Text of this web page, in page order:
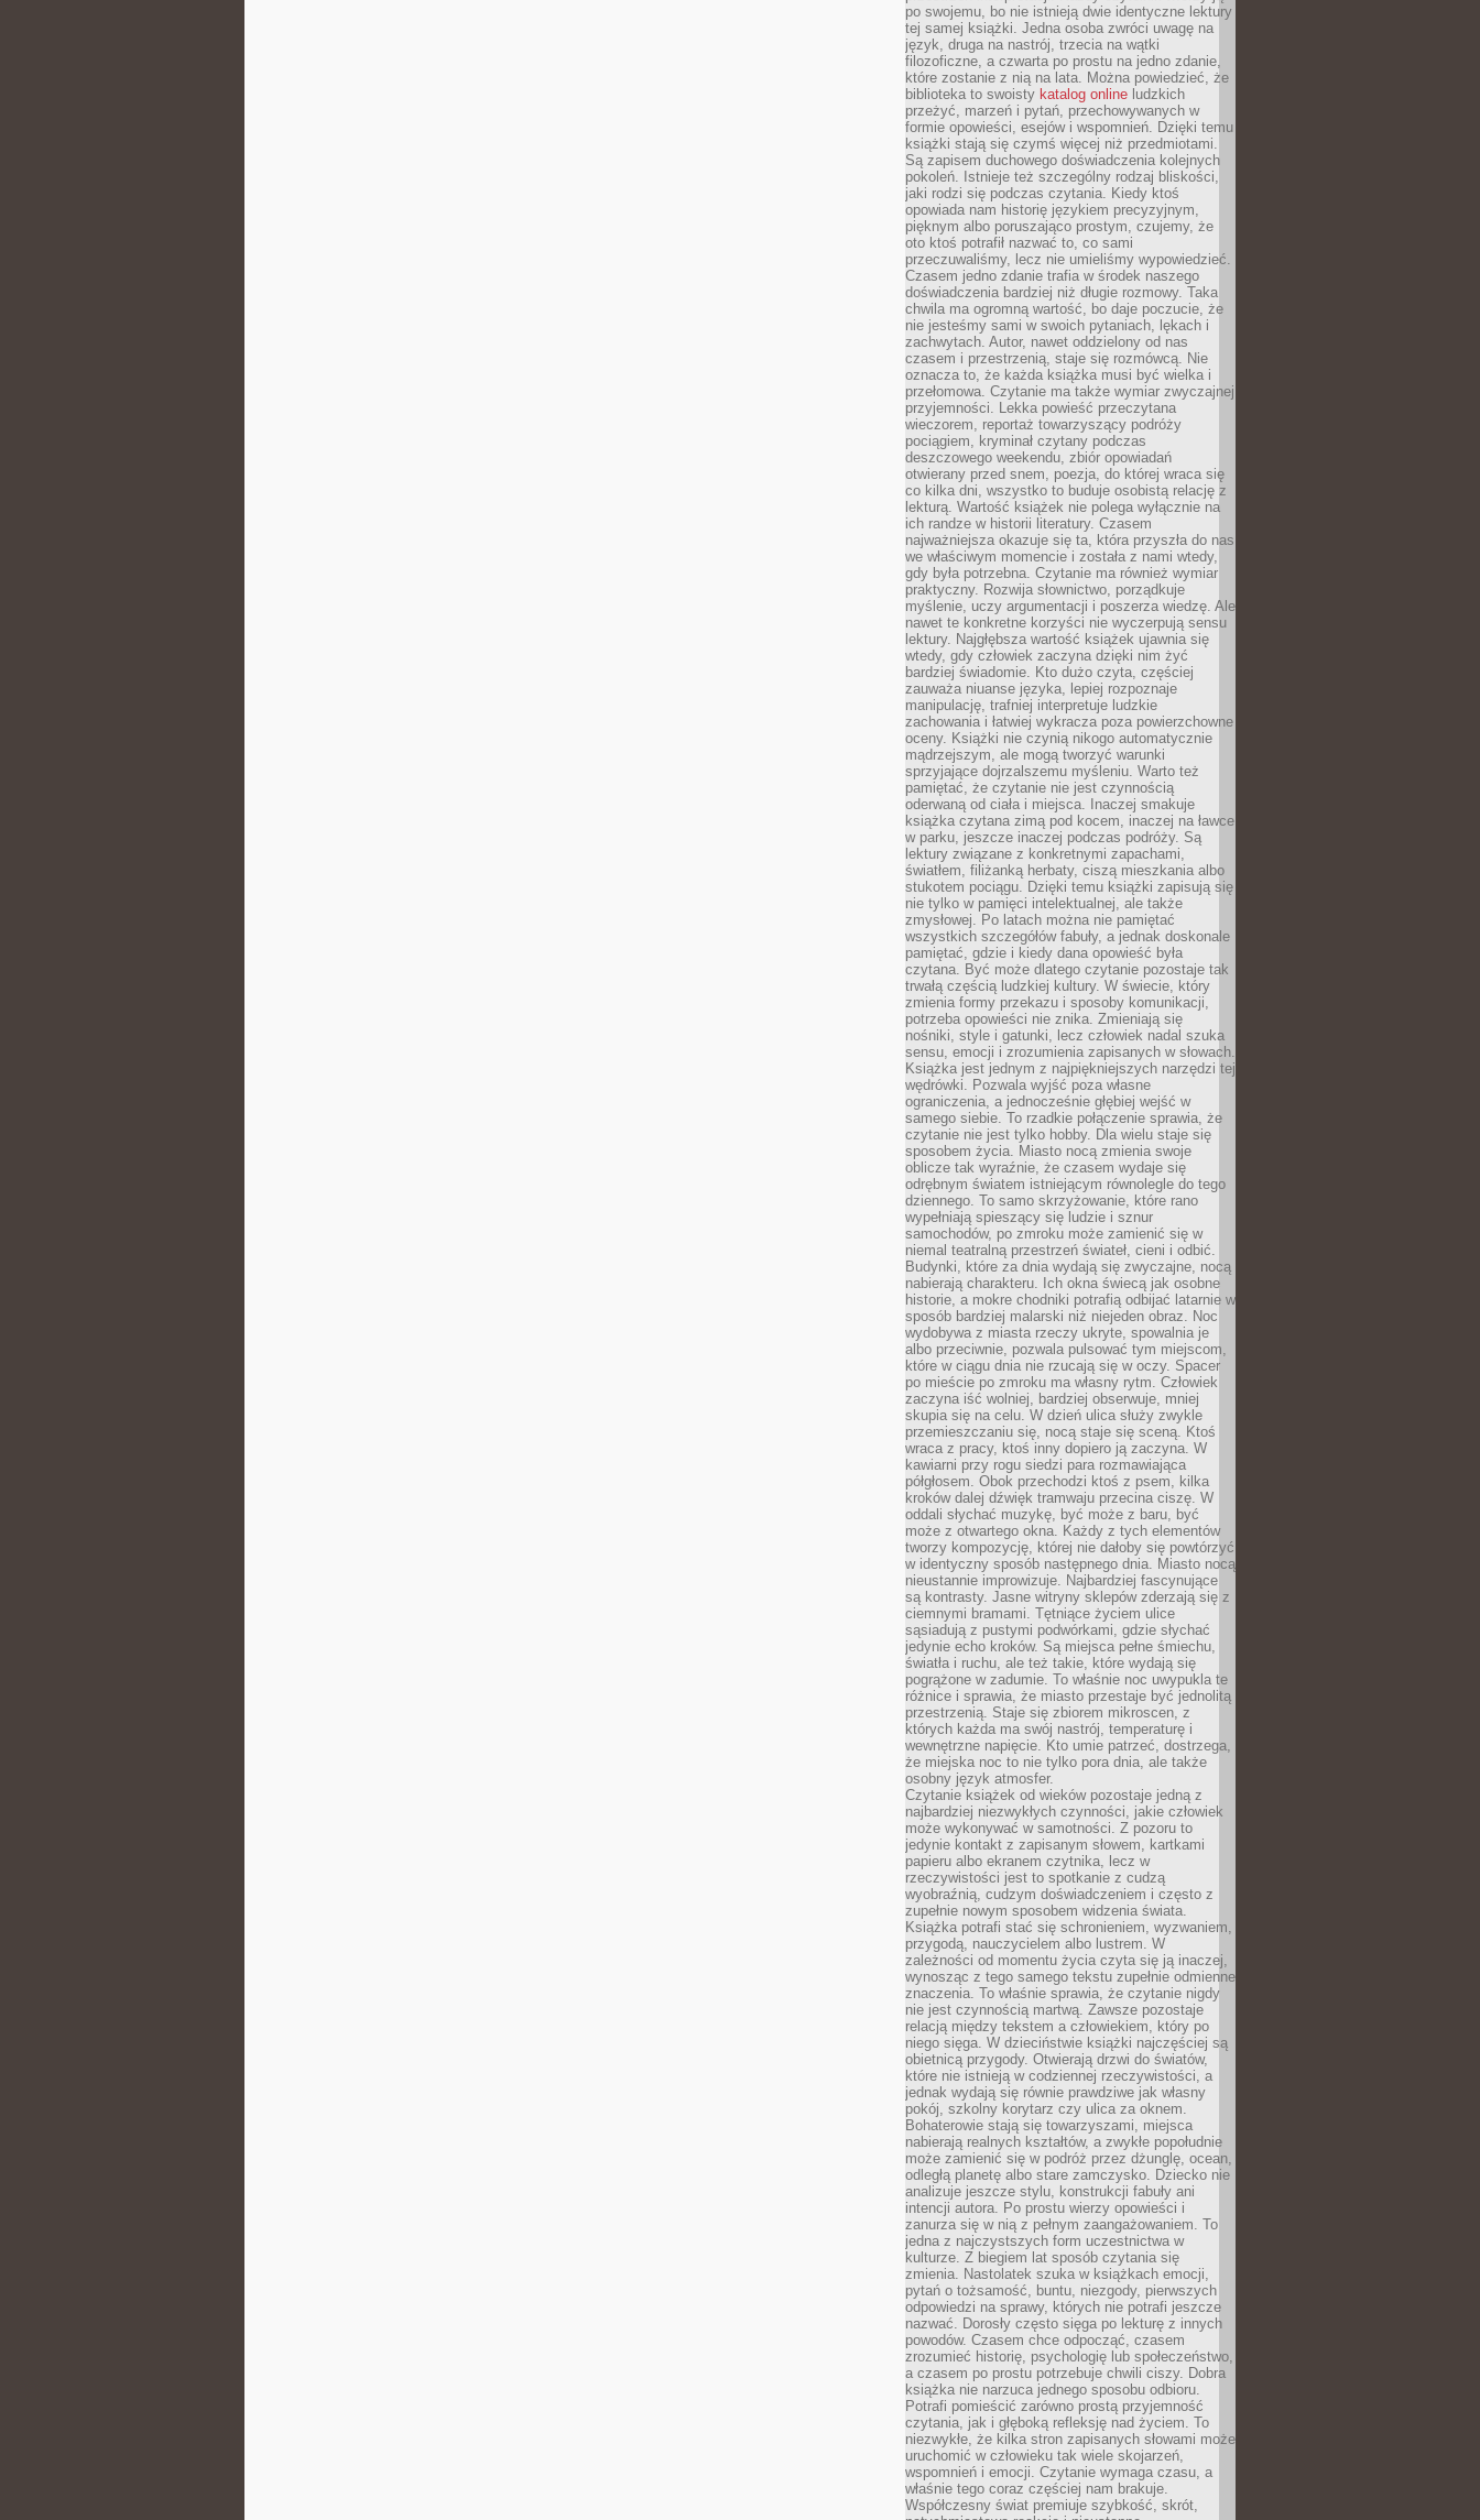
po swojemu, bo nie istnieją dwie identyczne lektury
tej samej książki. Jedna osoba zwróci uwagę na
język, druga na nastrój, trzecia na wątki
filozoficzne, a czwarta po prostu na jedno zdanie,
które zostanie z nią na lata. Można powiedzieć, że
biblioteka to swoisty katalog online ludzkich
przeżyć, marzeń i pytań, przechowywanych w
formie opowieści, esejów i wspomnień. Dzięki temu
książki stają się czymś więcej niż przedmiotami.
Są zapisem duchowego doświadczenia kolejnych
pokoleń. Istnieje też szczególny rodzaj bliskości,
jaki rodzi się podczas czytania. Kiedy ktoś
opowiada nam historię językiem precyzyjnym,
pięknym albo poruszająco prostym, czujemy, że
oto ktoś potrafił nazwać to, co sami
przeczuwaliśmy, lecz nie umieliśmy wypowiedzieć.
Czasem jedno zdanie trafia w środek naszego
doświadczenia bardziej niż długie rozmowy. Taka
chwila ma ogromną wartość, bo daje poczucie, że
nie jesteśmy sami w swoich pytaniach, lękach i
zachwytach. Autor, nawet oddzielony od nas
czasem i przestrzenią, staje się rozmówcą. Nie
oznacza to, że każda książka musi być wielka i
przełomowa. Czytanie ma także wymiar zwyczajnej
przyjemności. Lekka powieść przeczytana
wieczorem, reportaż towarzyszący podróży
pociągiem, kryminał czytany podczas
deszczowego weekendu, zbiór opowiadań
otwierany przed snem, poezja, do której wraca się
co kilka dni, wszystko to buduje osobistą relację z
lekturą. Wartość książek nie polega wyłącznie na
ich randze w historii literatury. Czasem
najważniejsza okazuje się ta, która przyszła do nas
we właściwym momencie i została z nami wtedy,
gdy była potrzebna. Czytanie ma również wymiar
praktyczny. Rozwija słownictwo, porządkuje
myślenie, uczy argumentacji i poszerza wiedzę. Ale
nawet te konkretne korzyści nie wyczerpują sensu
lektury. Najgłębsza wartość książek ujawnia się
wtedy, gdy człowiek zaczyna dzięki nim żyć
bardziej świadomie. Kto dużo czyta, częściej
zauważa niuanse języka, lepiej rozpoznaje
manipulację, trafniej interpretuje ludzkie
zachowania i łatwiej wykracza poza powierzchowne
oceny. Książki nie czynią nikogo automatycznie
mądrzejszym, ale mogą tworzyć warunki
sprzyjające dojrzalszemu myśleniu. Warto też
pamiętać, że czytanie nie jest czynnością
oderwaną od ciała i miejsca. Inaczej smakuje
książka czytana zimą pod kocem, inaczej na ławce
w parku, jeszcze inaczej podczas podróży. Są
lektury związane z konkretnymi zapachami,
światłem, filiżanką herbaty, ciszą mieszkania albo
stukotem pociągu. Dzięki temu książki zapisują się
nie tylko w pamięci intelektualnej, ale także
zmysłowej. Po latach można nie pamiętać
wszystkich szczegółów fabuły, a jednak doskonale
pamiętać, gdzie i kiedy dana opowieść była
czytana. Być może dlatego czytanie pozostaje tak
trwałą częścią ludzkiej kultury. W świecie, który
zmienia formy przekazu i sposoby komunikacji,
potrzeba opowieści nie znika. Zmieniają się
nośniki, style i gatunki, lecz człowiek nadal szuka
sensu, emocji i zrozumienia zapisanych w słowach.
Książka jest jednym z najpiękniejszych narzędzi tej
wędrówki. Pozwala wyjść poza własne
ograniczenia, a jednocześnie głębiej wejść w
samego siebie. To rzadkie połączenie sprawia, że
czytanie nie jest tylko hobby. Dla wielu staje się
sposobem życia. Miasto nocą zmienia swoje
oblicze tak wyraźnie, że czasem wydaje się
odrębnym światem istniejącym równolegle do tego
dziennego. To samo skrzyżowanie, które rano
wypełniają spieszący się ludzie i sznur
samochodów, po zmroku może zamienić się w
niemal teatralną przestrzeń świateł, cieni i odbić.
Budynki, które za dnia wydają się zwyczajne, nocą
nabierają charakteru. Ich okna świecą jak osobne
historie, a mokre chodniki potrafią odbijać latarnie w
sposób bardziej malarski niż niejeden obraz. Noc
wydobywa z miasta rzeczy ukryte, spowalnia je
albo przeciwnie, pozwala pulsować tym miejscom,
które w ciągu dnia nie rzucają się w oczy. Spacer
po mieście po zmroku ma własny rytm. Człowiek
zaczyna iść wolniej, bardziej obserwuje, mniej
skupia się na celu. W dzień ulica służy zwykle
przemieszczaniu się, nocą staje się sceną. Ktoś
wraca z pracy, ktoś inny dopiero ją zaczyna. W
kawiarni przy rogu siedzi para rozmawiająca
półgłosem. Obok przechodzi ktoś z psem, kilka
kroków dalej dźwięk tramwaju przecina ciszę. W
oddali słychać muzykę, być może z baru, być
może z otwartego okna. Każdy z tych elementów
tworzy kompozycję, której nie dałoby się powtórzyć
w identyczny sposób następnego dnia. Miasto nocą
nieustannie improwizuje. Najbardziej fascynujące
są kontrasty. Jasne witryny sklepów zderzają się z
ciemnymi bramami. Tętniące życiem ulice
sąsiadują z pustymi podwórkami, gdzie słychać
jedynie echo kroków. Są miejsca pełne śmiechu,
światła i ruchu, ale też takie, które wydają się
pogrążone w zadumie. To właśnie noc uwypukla te
różnice i sprawia, że miasto przestaje być jednolitą
przestrzenią. Staje się zbiorem mikroscen, z
których każda ma swój nastrój, temperaturę i
wewnętrzne napięcie. Kto umie patrzeć, dostrzega,
że miejska noc to nie tylko pora dnia, ale także
osobny język atmosfer.
Czytanie książek od wieków pozostaje jedną z
najbardziej niezwykłych czynności, jakie człowiek
może wykonywać w samotności. Z pozoru to
jedynie kontakt z zapisanym słowem, kartkami
papieru albo ekranem czytnika, lecz w
rzeczywistości jest to spotkanie z cudzą
wyobraźnią, cudzym doświadczeniem i często z
zupełnie nowym sposobem widzenia świata.
Książka potrafi stać się schronieniem, wyzwaniem,
przygodą, nauczycielem albo lustrem. W
zależności od momentu życia czyta się ją inaczej,
wynosząc z tego samego tekstu zupełnie odmienne
znaczenia. To właśnie sprawia, że czytanie nigdy
nie jest czynnością martwą. Zawsze pozostaje
relacją między tekstem a człowiekiem, który po
niego sięga. W dzieciństwie książki najczęściej są
obietnicą przygody. Otwierają drzwi do światów,
które nie istnieją w codziennej rzeczywistości, a
jednak wydają się równie prawdziwe jak własny
pokój, szkolny korytarz czy ulica za oknem.
Bohaterowie stają się towarzyszami, miejsca
nabierają realnych kształtów, a zwykłe popołudnie
może zamienić się w podróż przez dżunglę, ocean,
odległą planetę albo stare zamczysko. Dziecko nie
analizuje jeszcze stylu, konstrukcji fabuły ani
intencji autora. Po prostu wierzy opowieści i
zanurza się w nią z pełnym zaangażowaniem. To
jedna z najczystszych form uczestnictwa w
kulturze. Z biegiem lat sposób czytania się
zmienia. Nastolatek szuka w książkach emocji,
pytań o tożsamość, buntu, niezgody, pierwszych
odpowiedzi na sprawy, których nie potrafi jeszcze
nazwać. Dorosły często sięga po lekturę z innych
powodów. Czasem chce odpocząć, czasem
zrozumieć historię, psychologię lub społeczeństwo,
a czasem po prostu potrzebuje chwili ciszy. Dobra
książka nie narzuca jednego sposobu odbioru.
Potrafi pomieścić zarówno prostą przyjemność
czytania, jak i głęboką refleksję nad życiem. To
niezwykłe, że kilka stron zapisanych słowami może
uruchomić w człowieku tak wiele skojarzeń,
wspomnień i emocji. Czytanie wymaga czasu, a
właśnie tego coraz częściej nam brakuje.
Współczesny świat premiuje szybkość, skrót,